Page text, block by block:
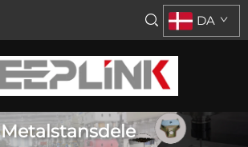
DA
Metalstansdele